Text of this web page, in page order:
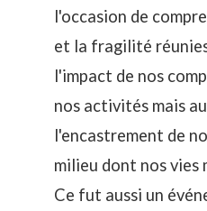
l'occasion de
et la fragilité
l'impact de nos
nos activités mais
l'encastrement de
milieu dont nos vies
Ce fut aussi un